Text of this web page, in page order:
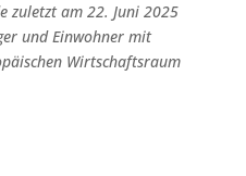
zuletzt am 22. Juni 2025
und Einwohner mit
Wirtschaftsraum